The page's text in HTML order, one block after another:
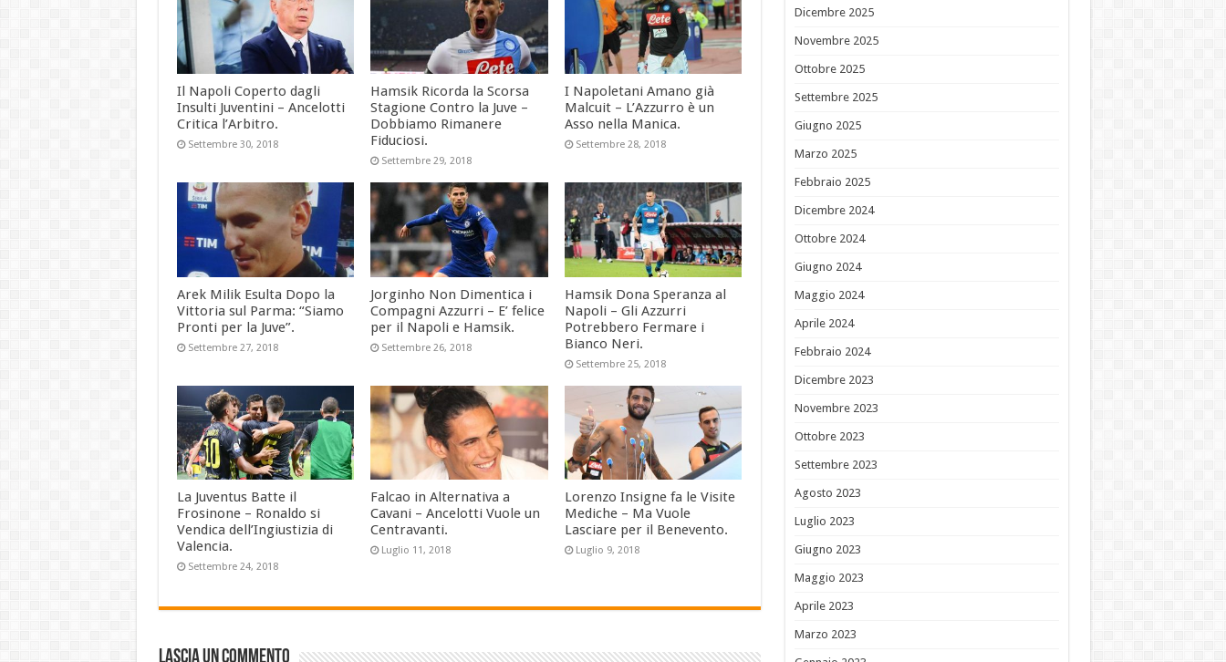
Il Napoli Coperto dagli
Insulti Juventini – Ancelotti
Critica l’Arbitro.
Settembre 30, 2018
Hamsik Ricorda la Scorsa
Stagione Contro la Juve –
Dobbiamo Rimanere
Fiduciosi.
Settembre 29, 2018
I Napoletani Amano già
Malcuit – L’Azzurro è un
Asso nella Manica.
Settembre 28, 2018
Arek Milik Esulta Dopo la
Vittoria sul Parma: “Siamo
Pronti per la Juve”.
Settembre 27, 2018
Jorginho Non Dimentica i
Compagni Azzurri – E’ felice
per il Napoli e Hamsik.
Settembre 26, 2018
Hamsik Dona Speranza al
Napoli – Gli Azzurri
Potrebbero Fermare i
Bianco Neri.
Settembre 25, 2018
La Juventus Batte il
Frosinone – Ronaldo si
Vendica dell’Ingiustizia di
Valencia.
Settembre 24, 2018
Falcao in Alternativa a
Cavani – Ancelotti Vuole un
Centravanti.
Luglio 11, 2018
Lorenzo Insigne fa le Visite
Mediche – Ma Vuole
Lasciare per il Benevento.
Luglio 9, 2018
Dicembre 2025
Novembre 2025
Ottobre 2025
Settembre 2025
Giugno 2025
Marzo 2025
Febbraio 2025
Dicembre 2024
Ottobre 2024
Giugno 2024
Maggio 2024
Aprile 2024
Febbraio 2024
Dicembre 2023
Novembre 2023
Ottobre 2023
Settembre 2023
Agosto 2023
Luglio 2023
Giugno 2023
Maggio 2023
Aprile 2023
Marzo 2023